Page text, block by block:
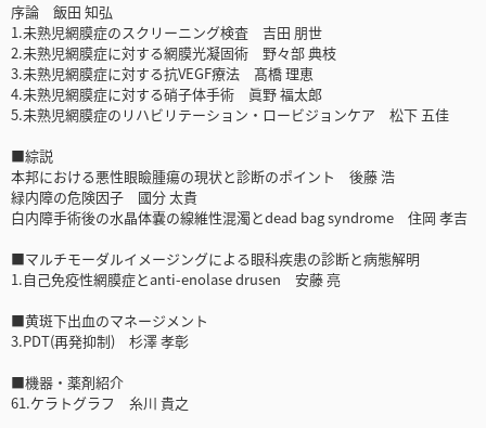
序論 飯田 知弘
1.未熟児網膜症のスクリーニング検査 吉田 朋世
2.未熟児網膜症に対する網膜光凝固術 野々部 典枝
3.未熟児網膜症に対する抗VEGF療法 髙橋 理恵
4.未熟児網膜症に対する硝子体手術 眞野 福太郎
5.未熟児網膜症のリハビリテーション・ロービジョンケア 松下 五佳
■綜説
本邦における悪性眼瞼腫瘍の現状と診断のポイント 後藤 浩
緑内障の危険因子 國分 太貴
白内障手術後の水晶体嚢の線維性混濁とdead bag syndrome 住岡 孝吉
■マルチモーダルイメージングによる眼科疾患の診断と病態解明
1.自己免疫性網膜症とanti-enolase drusen 安藤 亮
■黄斑下出血のマネージメント
3.PDT(再発抑制) 杉澤 孝彰
■機器・薬剤紹介
61.ケラトグラフ 糸川 貴之